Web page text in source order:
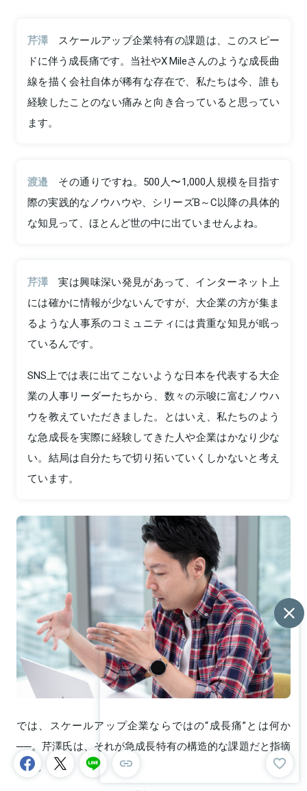
芹澤
スケールアップ企業特有の課題は、このスピー
ドに伴う成長痛です。当社やX Mileさんのような成長曲
線を描く会社自体が稀有な存在で、私たちは今、誰も
経験したことのない痛みと向き合っていると思ってい
ます。
渡邉
その通りですね。500人〜1,000人規模を目指す
際の実践的なノウハウや、シリーズB～C以降の具体的
な知見って、ほとんど世の中に出ていませんよね。
芹澤
実は興味深い発見があって、インターネット上
には確かに情報が少ないんですが、大企業の方が集ま
るような人事系のコミュニティには貴重な知見が眠っ
ているんです。
SNS上では表に出てこないような日本を代表する大企
業の人事リーダーたちから、数々の示唆に富むノウハ
ウを教えていただきました。とはいえ、私たちのよう
な急成長を実際に経験してきた人や企業はかなり少な
い。結局は自分たちで切り拓いていくしかないと考え
ています。
では、スケールアップ企業ならではの“成長痛”とは何か
──。芹澤氏は、それが急成長特有の構造的な課題だと指摘
する。